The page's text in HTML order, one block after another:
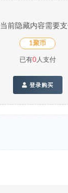
当前隐藏内容需要
1聚币
已有0人支付
登录购买